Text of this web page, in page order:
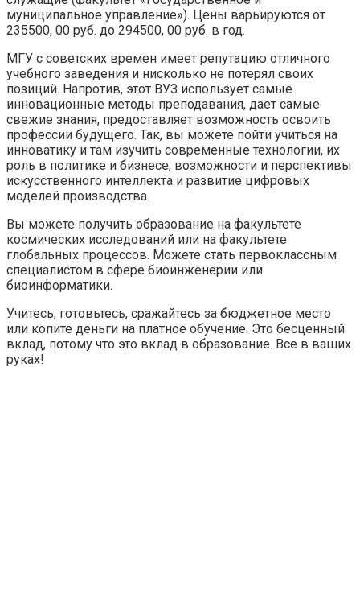
муниципальное управление»). Цены варьируются от
235500, 00 руб. до 294500, 00 руб. в год.
МГУ с советских времен имеет репутацию отличного
учебного заведения и нисколько не потерял своих
позиций. Напротив, этот ВУЗ использует самые
инновационные методы преподавания, дает самые
свежие знания, предоставляет возможность освоить
профессии будущего. Так, вы можете пойти учиться на
инноватику и там изучить современные технологии, их
роль в политике и бизнесе, возможности и перспективы
искусственного интеллекта и развитие цифровых
моделей производства.
Вы можете получить образование на факультете
космических исследований или на факультете
глобальных процессов. Можете стать первоклассным
специалистом в сфере биоинженерии или
биоинформатики.
Учитесь, готовьтесь, сражайтесь за бюджетное место
или копите деньги на платное обучение. Это бесценный
вклад, потому что это вклад в образование. Все в ваших
руках!